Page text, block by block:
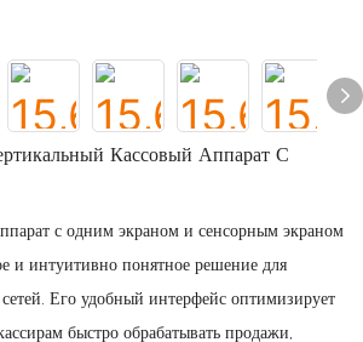
Кассовый Аппарат С
с одним экраном и сенсорным экраном
и интуитивно понятное решение для
Его удобный интерфейс оптимизирует
быстро обрабатывать продажи,